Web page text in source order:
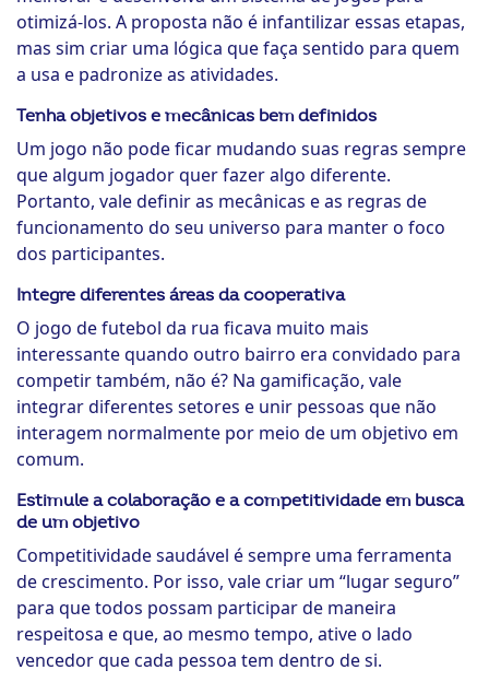
otimizá-los. A proposta não é infantilizar essas etapas,
mas sim criar uma lógica que faça sentido para quem
a usa e padronize as atividades.
Tenha objetivos e mecânicas bem definidos
Um jogo não pode ficar mudando suas regras sempre
que algum jogador quer fazer algo diferente.
Portanto, vale definir as mecânicas e as regras de
funcionamento do seu universo para manter o foco
dos participantes.
Integre diferentes áreas da cooperativa
O jogo de futebol da rua ficava muito mais
interessante quando outro bairro era convidado para
competir também, não é? Na gamificação, vale
integrar diferentes setores e unir pessoas que não
interagem normalmente por meio de um objetivo em
comum.
Estimule a colaboração e a competitividade em busca
de um objetivo
Competitividade saudável é sempre uma ferramenta
de crescimento. Por isso, vale criar um “lugar seguro”
para que todos possam participar de maneira
respeitosa e que, ao mesmo tempo, ative o lado
vencedor que cada pessoa tem dentro de si.